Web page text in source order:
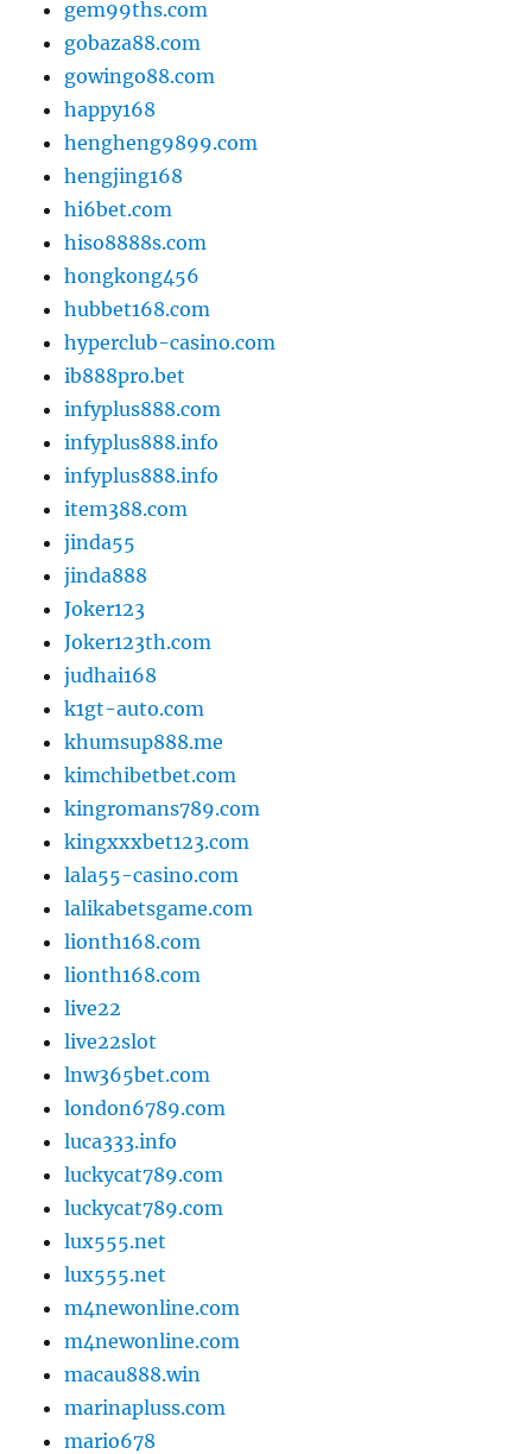
gem99ths.com
gobaza88.com
gowingo88.com
happy168
hengheng9899.com
hengjing168
hi6bet.com
hiso8888s.com
hongkong456
hubbet168.com
hyperclub-casino.com
ib888pro.bet
infyplus888.com
infyplus888.info
infyplus888.info
item388.com
jinda55
jinda888
Joker123
Joker123th.com
judhai168
k1gt-auto.com
khumsup888.me
kimchibetbet.com
kingromans789.com
kingxxxbet123.com
lala55-casino.com
lalikabetsgame.com
lionth168.com
lionth168.com
live22
live22slot
lnw365bet.com
london6789.com
luca333.info
luckycat789.com
luckycat789.com
lux555.net
lux555.net
m4newonline.com
m4newonline.com
macau888.win
marinapluss.com
mario678